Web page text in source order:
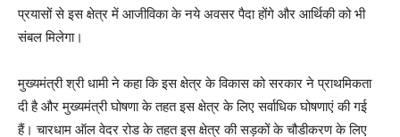
प्रयासों से इस क्षेत्र में आजीविका के नये अवसर पैदा होंगे और आर्थिकी को भी
संबल मिलेगा।
मुख्यमंत्री श्री धामी ने कहा कि इस क्षेत्र के विकास को सरकार ने प्राथमिकता
दी है और मुख्यमंत्री घोषणा के तहत इस क्षेत्र के लिए सर्वाधिक घोषणाएं की गई
हैं। चारधाम ऑल वेदर रोड के तहत इस क्षेत्र की सड़कों के चौडीकरण के लिए